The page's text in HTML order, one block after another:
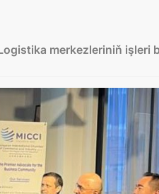
KONSULLYK HYZMATLARY
INVEST TO TURKMENISTAN!
merkezleriniň işleri